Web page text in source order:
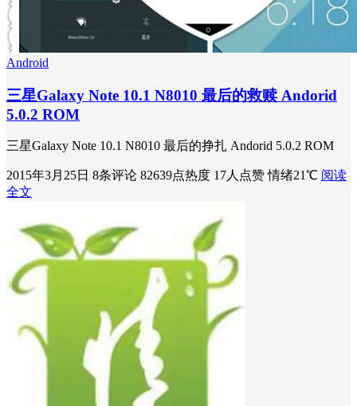
Android
三星Galaxy Note 10.1 N8010 最后的救赎 Andorid
5.0.2 ROM
三星Galaxy Note 10.1 N8010 最后的挣扎 Andorid 5.0.2 ROM
2015年3月25日 8条评论 82639点热度 17人点赞 情绪21℃ 阅读
全文